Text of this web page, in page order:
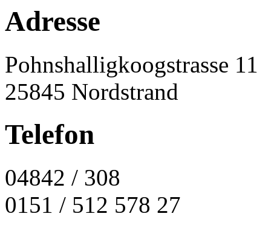
Adresse
Pohnshalligkoogstrasse 11
25845 Nordstrand
Telefon
04842 / 308
0151 / 512 578 27